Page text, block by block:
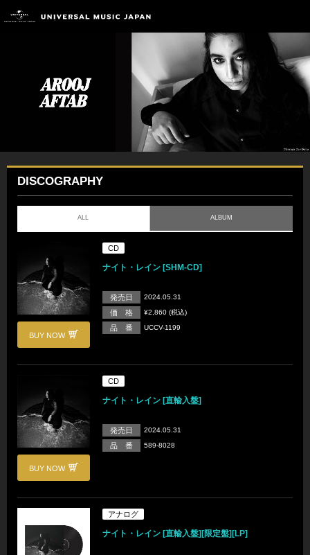
DISCOGRAPHY
ALL ALBUM
BUY NOW
CD
ナイト・レイン [SHM-CD]
発売日 2024.05.31
価 格 ¥2,860 (税込)
品 番 UCCV-1199
BUY NOW
CD
ナイト・レイン [直輸入盤]
発売日 2024.05.31
品 番 589-8028
アナログ
ナイト・レイン [直輸入盤][限定盤][LP]